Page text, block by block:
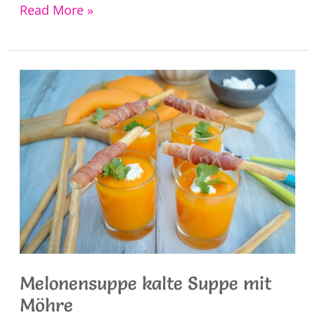
Gefüllte
mit
Feta
und
Spinat
Read More »
Melonensuppe kalte Suppe mit
Möhre